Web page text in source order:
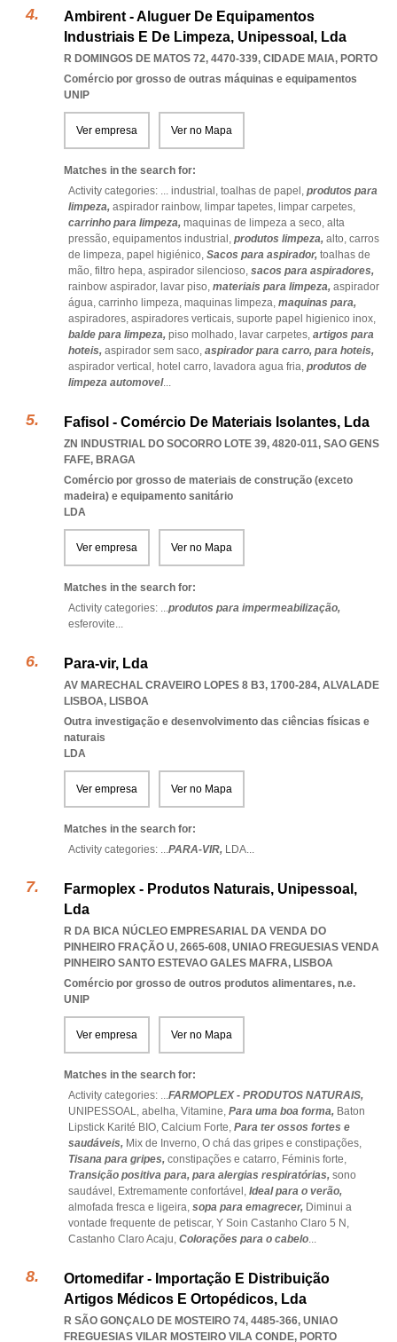
Ambirent - Aluguer De Equipamentos
Industriais E De Limpeza, Unipessoal, Lda
R DOMINGOS DE MATOS 72, 4470-339, CIDADE MAIA, PORTO
Comércio por grosso de outras máquinas e equipamentos
UNIP
Ver empresa Ver no Mapa
Matches in the search for:
Activity categories: ... industrial, toalhas de papel, produtos para
limpeza, aspirador rainbow, limpar tapetes, limpar carpetes,
carrinho para limpeza, maquinas de limpeza a seco, alta
pressão, equipamentos industrial, produtos limpeza, alto, carros
de limpeza, papel higiénico, Sacos para aspirador, toalhas de
mão, filtro hepa, aspirador silencioso, sacos para aspiradores,
rainbow aspirador, lavar piso, materiais para limpeza, aspirador
água, carrinho limpeza, maquinas limpeza, maquinas para,
aspiradores, aspiradores verticais, suporte papel higienico inox,
balde para limpeza, piso molhado, lavar carpetes, artigos para
hoteis, aspirador sem saco, aspirador para carro, para hoteis,
aspirador vertical, hotel carro, lavadora agua fria, produtos de
limpeza automovel...
Fafisol - Comércio De Materiais Isolantes, Lda
ZN INDUSTRIAL DO SOCORRO LOTE 39, 4820-011, SAO GENS
FAFE, BRAGA
Comércio por grosso de materiais de construção (exceto
madeira) e equipamento sanitário
LDA
Ver empresa Ver no Mapa
Matches in the search for:
Activity categories: ...produtos para impermeabilização,
esferovite...
Para-vir, Lda
AV MARECHAL CRAVEIRO LOPES 8 B3, 1700-284, ALVALADE
LISBOA, LISBOA
Outra investigação e desenvolvimento das ciências físicas e
naturais
LDA
Ver empresa Ver no Mapa
Matches in the search for:
Activity categories: ...PARA-VIR, LDA...
Farmoplex - Produtos Naturais, Unipessoal,
Lda
R DA BICA NÚCLEO EMPRESARIAL DA VENDA DO
PINHEIRO FRAÇÃO U, 2665-608, UNIAO FREGUESIAS VENDA
PINHEIRO SANTO ESTEVAO GALES MAFRA, LISBOA
Comércio por grosso de outros produtos alimentares, n.e.
UNIP
Ver empresa Ver no Mapa
Matches in the search for:
Activity categories: ...FARMOPLEX - PRODUTOS NATURAIS,
UNIPESSOAL, abelha, Vitamine, Para uma boa forma, Baton
Lipstick Karité BIO, Calcium Forte, Para ter ossos fortes e
saudáveis, Mix de Inverno, O chá das gripes e constipações,
Tisana para gripes, constipações e catarro, Féminis forte,
Transição positiva para, para alergias respiratórias, sono
saudável, Extremamente confortável, Ideal para o verão,
almofada fresca e ligeira, sopa para emagrecer, Diminui a
vontade frequente de petiscar, Y Soin Castanho Claro 5 N,
Castanho Claro Acaju, Colorações para o cabelo...
Ortomedifar - Importação E Distribuição
Artigos Médicos E Ortopédicos, Lda
R SÃO GONÇALO DE MOSTEIRO 74, 4485-366, UNIAO
FREGUESIAS VILAR MOSTEIRO VILA CONDE, PORTO